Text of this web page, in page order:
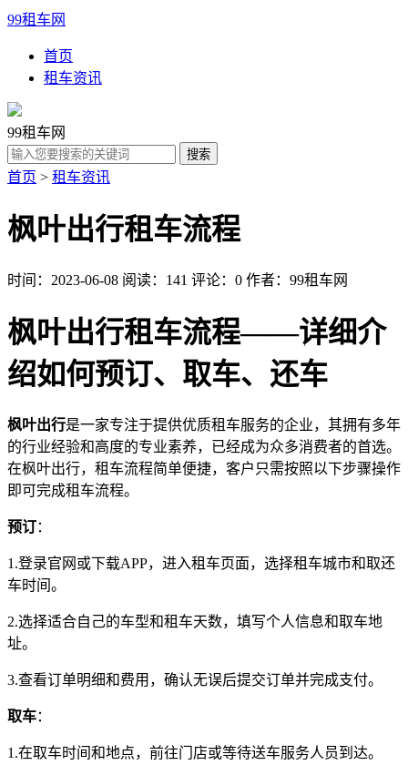
99租车网
首页
租车资讯
99租车网
首页 > 租车资讯
枫叶出行租车流程
时间：2023-06-08 阅读：141 评论：0 作者：99租车网
枫叶出行租车流程——详细介
绍如何预订、取车、还车
枫叶出行是一家专注于提供优质租车服务的企业，其拥有多年
的行业经验和高度的专业素养，已经成为众多消费者的首选。
在枫叶出行，租车流程简单便捷，客户只需按照以下步骤操作
即可完成租车流程。
预订：
1.登录官网或下载APP，进入租车页面，选择租车城市和取还
车时间。
2.选择适合自己的车型和租车天数，填写个人信息和取车地
址。
3.查看订单明细和费用，确认无误后提交订单并完成支付。
取车：
1.在取车时间和地点，前往门店或等待送车服务人员到达。